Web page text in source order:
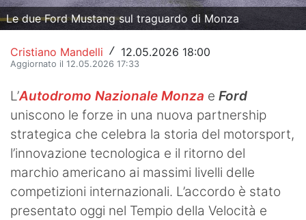
News
Turismo
Le due Ford Mustang sul traguardo di Monza
Cristiano Mandelli / 12.05.2026 18:00
Aggiornato il 12.05.2026 17:33
L’Autodromo Nazionale Monza e Ford
uniscono le forze in una nuova partnership
strategica che celebra la storia del motorsport,
l’innovazione tecnologica e il ritorno del
marchio americano ai massimi livelli delle
competizioni internazionali. L’accordo è stato
presentato oggi nel Tempio della Velocità e